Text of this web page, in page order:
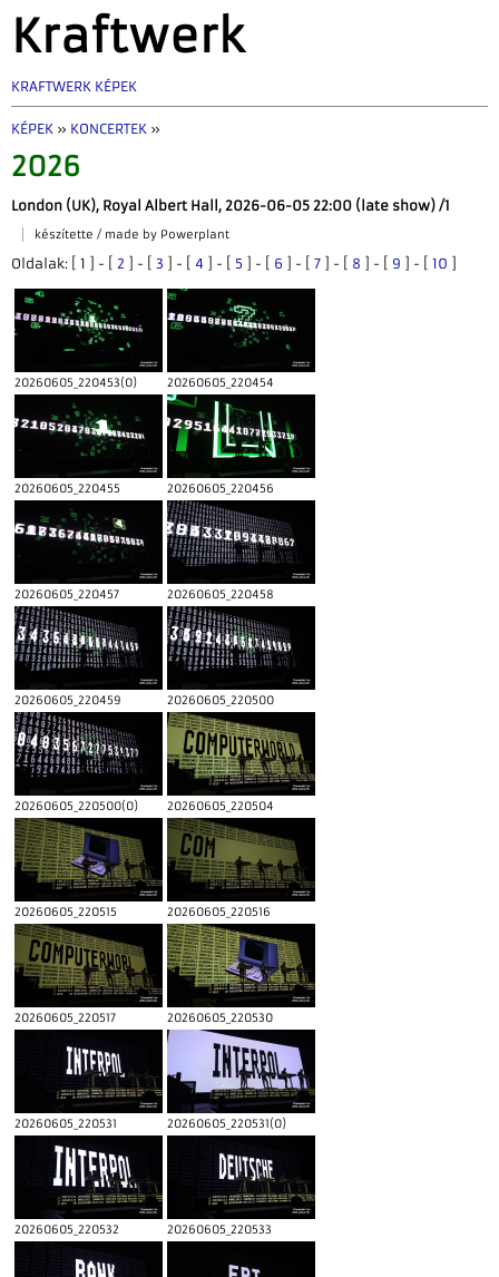
Kraftwerk
KRAFTWERK KÉPEK
KÉPEK » KONCERTEK »
2026
London (UK), Royal Albert Hall, 2026-06-05 22:00 (late show) /1
készítette / made by Powerplant
Oldalak: [ 1 ] - [ 2 ] - [ 3 ] - [ 4 ] - [ 5 ] - [ 6 ] - [ 7 ] - [ 8 ] - [ 9 ] - [ 10
20260605_220453(0) 20260605_220454
20260605_220455 20260605_220456
20260605_220457 20260605_220458
20260605_220459 20260605_220500
20260605_220500(0) 20260605_220504
20260605_220515 20260605_220516
20260605_220517 20260605_220530
20260605_220531 20260605_220531(0)
20260605_220532 20260605_220533